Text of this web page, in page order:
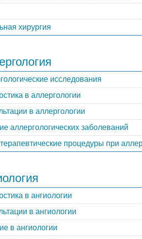
хирургия
исследования
в аллергологии
в аллергологии
аллергологических заболеваний
процедуры при
в ангиологии
в ангиологии
в ангиологии